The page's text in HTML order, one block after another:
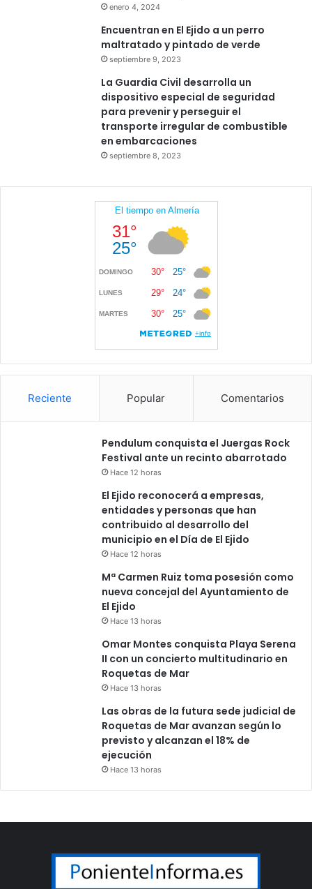
enero 4, 2024
Encuentran en El Ejido a un perro
maltratado y pintado de verde
septiembre 9, 2023
La Guardia Civil desarrolla un
dispositivo especial de seguridad
para prevenir y perseguir el
transporte irregular de combustible
en embarcaciones
septiembre 8, 2023
Reciente Popular Comentarios
Pendulum conquista el Juergas Rock
Festival ante un recinto abarrotado
Hace 12 horas
El Ejido reconocerá a empresas,
entidades y personas que han
contribuido al desarrollo del
municipio en el Día de El Ejido
Hace 12 horas
Mª Carmen Ruiz toma posesión como
nueva concejal del Ayuntamiento de
El Ejido
Hace 13 horas
Omar Montes conquista Playa Serena
II con un concierto multitudinario en
Roquetas de Mar
Hace 13 horas
Las obras de la futura sede judicial de
Roquetas de Mar avanzan según lo
previsto y alcanzan el 18% de
ejecución
Hace 13 horas